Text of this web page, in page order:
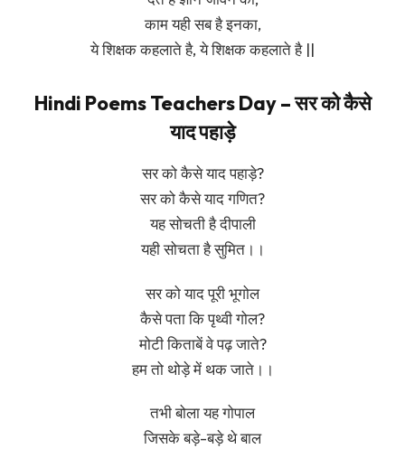
काम यही सब है इनका,
ये शिक्षक कहलाते है, ये शिक्षक कहलाते है ||
Hindi Poems Teachers Day – सर को कैसे
याद पहाड़े
सर को कैसे याद पहाड़े?
सर को कैसे याद गणित?
यह सोचती है दीपाली
यही सोचता है सुमित।।
सर को याद पूरी भूगोल
कैसे पता कि पृथ्वी गोल?
मोटी किताबें वे पढ़ जाते?
हम तो थोड़े में थक जाते।।
तभी बोला यह गोपाल
जिसके बड़े-बड़े थे बाल